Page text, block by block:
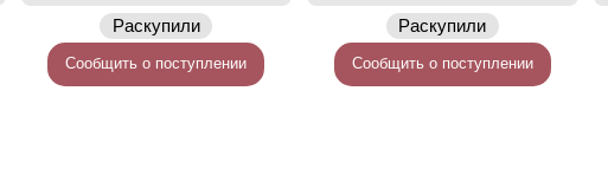
Раскупили
Сообщить о поступлении
Раскупили
Сообщить о поступлении